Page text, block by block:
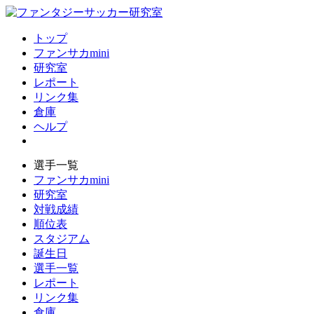
トップ
ファンサカmini
研究室
レポート
リンク集
倉庫
ヘルプ
選手一覧
ファンサカmini
研究室
対戦成績
順位表
スタジアム
誕生日
選手一覧
レポート
リンク集